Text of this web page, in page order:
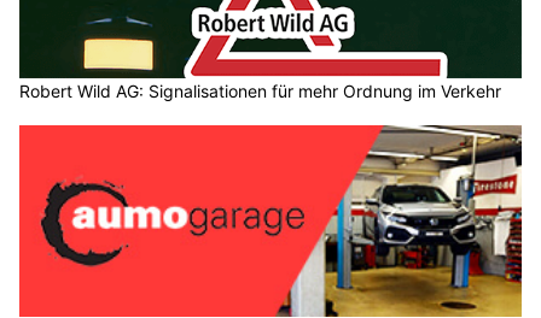
Robert Wild AG: Signalisationen für mehr Ordnung im Verkehr